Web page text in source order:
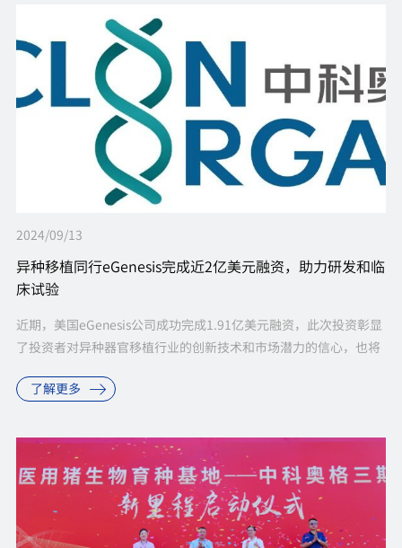
2024/09/13
异种移植同行eGenesis完成近2亿美元融资，助力研发和临
床试验
近期，美国eGenesis公司成功完成1.91亿美元融资，此次投资彰显
了投资者对异种器官移植行业的创新技术和市场潜力的信心，也将
植的患...
了解更多